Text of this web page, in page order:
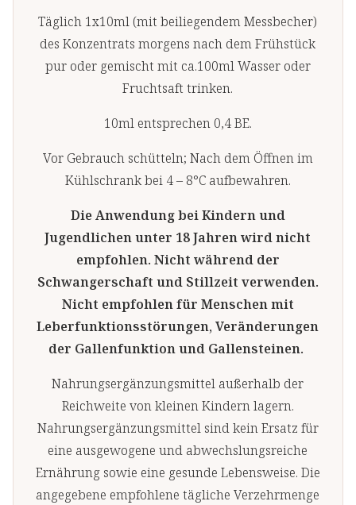
Täglich 1x10ml (mit beiliegendem Messbecher)
des Konzentrats morgens nach dem Frühstück
pur oder gemischt mit ca.100ml Wasser oder
Fruchtsaft trinken.
10ml entsprechen 0,4 BE.
Vor Gebrauch schütteln; Nach dem Öffnen im
Kühlschrank bei 4 – 8°C aufbewahren.
Die Anwendung bei Kindern und
Jugendlichen unter 18 Jahren wird nicht
empfohlen. Nicht während der
Schwangerschaft und Stillzeit verwenden.
Nicht empfohlen für Menschen mit
Leberfunktionsstörungen, Veränderungen
der Gallenfunktion und Gallensteinen.
Nahrungsergänzungsmittel außerhalb der
Reichweite von kleinen Kindern lagern.
Nahrungsergänzungsmittel sind kein Ersatz für
eine ausgewogene und abwechslungsreiche
Ernährung sowie eine gesunde Lebensweise. Die
angegebene empfohlene tägliche Verzehrmenge